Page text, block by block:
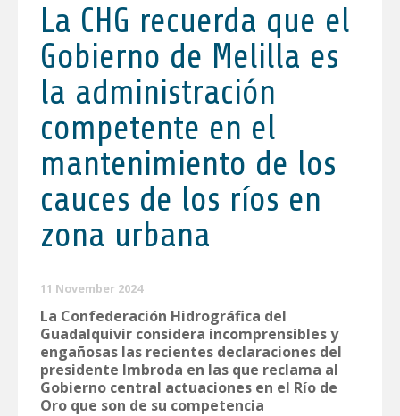
La CHG recuerda que el
Gobierno de Melilla es
la administración
competente en el
mantenimiento de los
cauces de los ríos en
zona urbana
11 November 2024
La Confederación Hidrográfica del
Guadalquivir considera incomprensibles y
engañosas las recientes declaraciones del
presidente Imbroda en las que reclama al
Gobierno central actuaciones en el Río de
Oro que son de su competencia